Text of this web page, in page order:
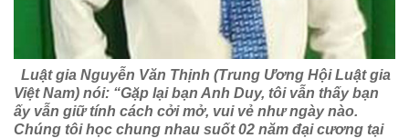
Luật gia Nguyễn Văn Thịnh (Trung Ương Hội Luật gia
Việt Nam) nói: “Gặp lại bạn Anh Duy, tôi vẫn thấy bạn
ấy vẫn giữ tính cách cởi mở, vui vẻ như ngày nào.
Chúng tôi học chung nhau suốt 02 năm đại cương tại